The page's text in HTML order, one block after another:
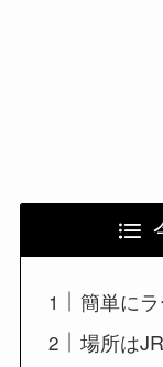
簡単に
場所は